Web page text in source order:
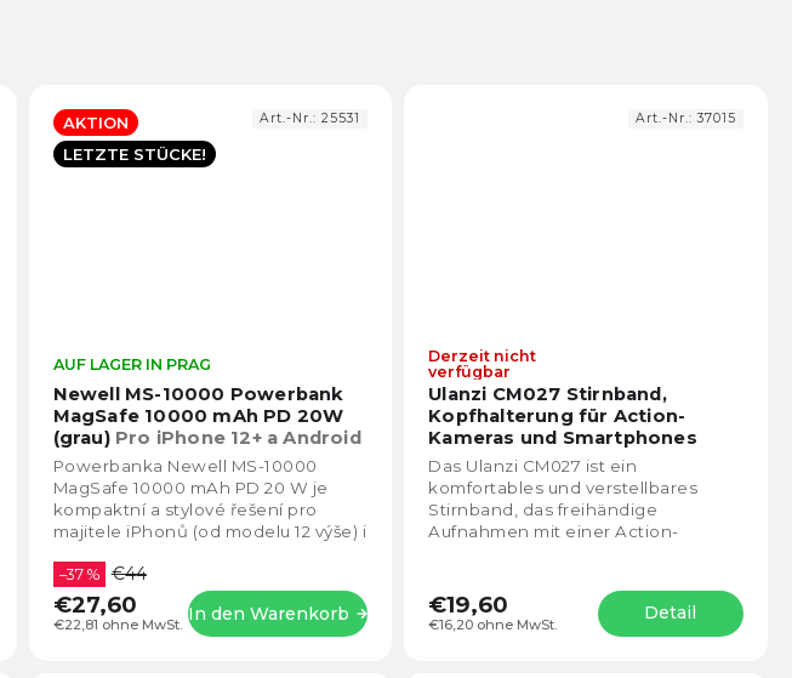
durchschnittliche
Produktbewertung
Sternen.
AKTION
LETZTE STÜCKE!
Newell MS-10000 Powerbank
MagSafe 10000 mAh PD 20W
(grau) Pro iPhone 12+ a Android
s USB-C, vhodná i pro
sluchátka, čtečky a další
zařízení
durchschnittliche
Produktbewertung
Sternen.
AUF LAGER IN PRAG
€22,81 ohne MwSt.
–37 % €44
€27,60 In den Warenkorb
Powerbanka Newell MS-10000
MagSafe 10000 mAh PD 20 W je
kompaktní a stylové řešení pro
majitele iPhonů (od modelu 12 výše) i
bezdrátové nabíjení...
Art.-Nr.:25531
Ulanzi CM027 Stirnband,
Kopfhalterung für Action-
Kameras und Smartphones
Derzeit nicht
verfügbar
€16,20 ohne MwSt.
€19,60 Detail
Das Ulanzi CM027 ist ein
komfortables und verstellbares
Stirnband, das freihändige
Aufnahmen mit einer Action-
der...
Art.-Nr.:37015